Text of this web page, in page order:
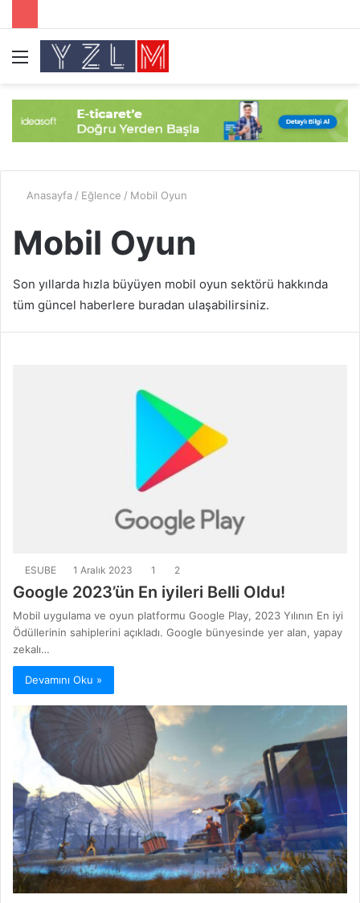
Menü
Anasayfa / Eğlence / Mobil Oyun
Mobil Oyun
Son yıllarda hızla büyüyen mobil oyun sektörü hakkında
tüm güncel haberlere buradan ulaşabilirsiniz.
ESUBE 1 Aralık 2023 1 2
Google 2023’ün En iyileri Belli Oldu!
Mobil uygulama ve oyun platformu Google Play, 2023 Yılının En iyi
Ödüllerinin sahiplerini açıkladı. Google bünyesinde yer alan, yapay
zekalı…
Devamını Oku »